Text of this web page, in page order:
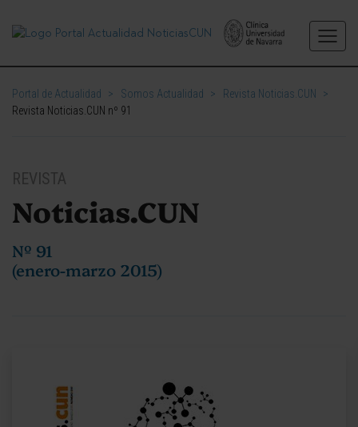
Portal de Actualidad > Somos Actualidad > Revista Noticias.CUN
>
Revista Noticias.CUN nº 91
REVISTA
Noticias.CUN
Nº 91
(enero-marzo 2015)